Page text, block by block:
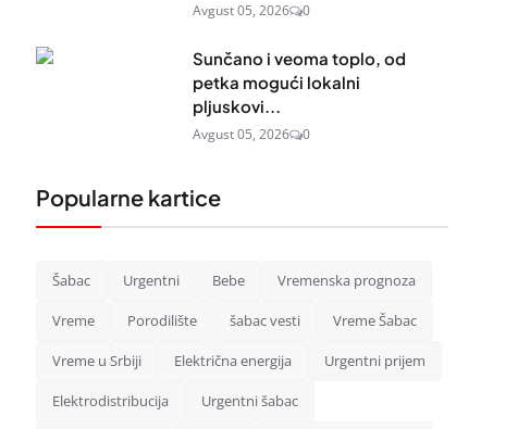
Avgust 05, 2026 0
Sunčano i veoma toplo, od
petka mogući lokalni
pljuskovi...
Avgust 05, 2026 0
Popularne kartice
Šabac Urgentni Bebe Vremenska prognoza
Vreme Porodilište šabac vesti Vreme Šabac
Vreme u Srbiji Električna energija Urgentni prijem
Elektrodistribucija Urgentni šabac